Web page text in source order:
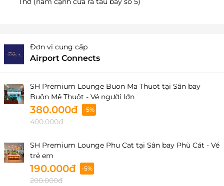
Đơn vị cung cấp
Airport Connects
SH Premium Lounge Buon Ma Thuot tại Sân bay
Buôn Mê Thuột - Vé người lớn
380.000đ -5%
400.000đ
SH Premium Lounge Phu Cat tại Sân bay Phù Cát - Vé
trẻ em
190.000đ -5%
200.000đ